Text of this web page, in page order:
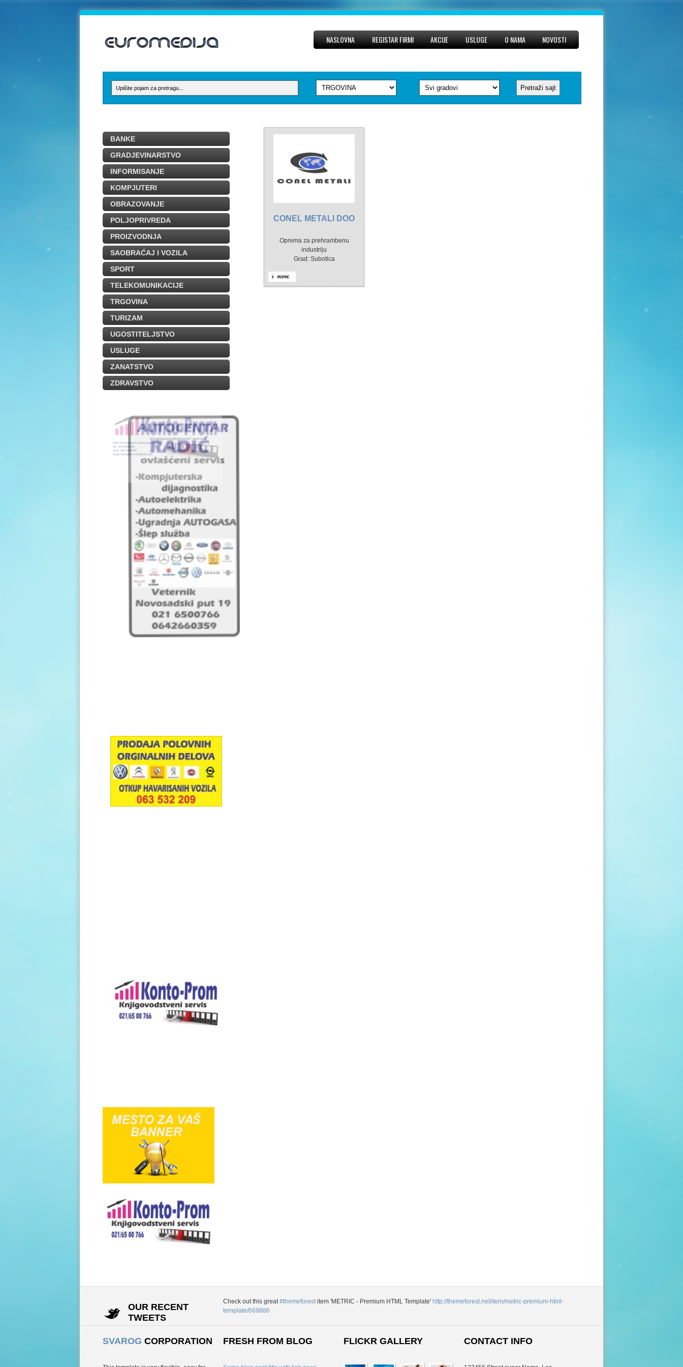
NASLOVNA REGISTAR FIRMI AKCIJE USLUGE O NAMA NOVOSTI
BANKE
GRADJEVINARSTVO
INFORMISANJE
KOMPJUTERI
OBRAZOVANJE
POLJOPRIVREDA
PROIZVODNJA
SAOBRAĆAJ I VOZILA
SPORT
TELEKOMUNIKACIJE
TRGOVINA
TURIZAM
UGOSTITELJSTVO
USLUGE
ZANATSTVO
ZDRAVSTVO
CONEL METALI DOO
Oprema za prehrambenu
industriju
Grad: Subotica
OUR RECENT
TWEETS
Check out this great#themeforestitem 'METRIC - Premium HTML Template' http://themeforest.net/item/metric-premium-html-
template/669886
SVAROG CORPORATION FRESH FROM BLOG FLICKR GALLERY CONTACT INFO